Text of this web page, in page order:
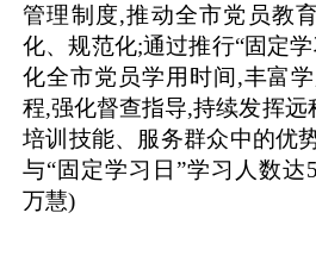
管理制度,推动全市党员教
化、规范化;通过推行“固定
化全市党员学用时间,丰富
程,强化督查指导,持续发挥远
培训技能、服务群众中的优
与“固定学习日”学习人数达
万慧)